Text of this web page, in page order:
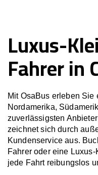
Luxus-
Fahrer in
Mit OsaBus erleben
Nordamerika,
zuverlässigsten
zeichnet sich durch
Kundenservice aus.
Fahrer oder eine
jede Fahrt reibungslos